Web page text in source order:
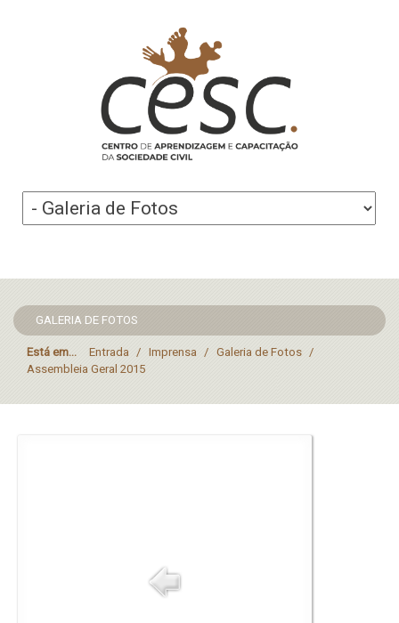
GALERIA DE FOTOS
Está em... Entrada / Imprensa / Galeria de Fotos /
Assembleia Geral 2015